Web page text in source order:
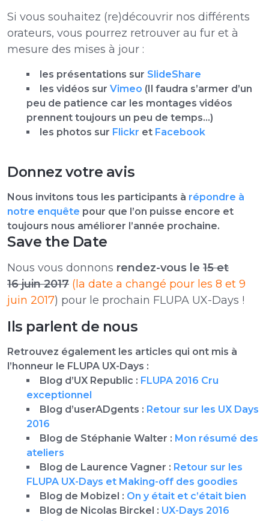
Si vous souhaitez (re)découvrir nos différents
orateurs, vous pourrez retrouver au fur et à
mesure des mises à jour :
les présentations sur SlideShare
les vidéos sur Vimeo (Il faudra s’armer d’un
peu de patience car les montages vidéos
prennent toujours un peu de temps…)
les photos sur Flickr et Facebook
Donnez votre avis
Nous invitons tous les participants à répondre à
notre enquête pour que l’on puisse encore et
toujours nous améliorer l’année prochaine.
Save the Date
Nous vous donnons rendez-vous le 15 et
16 juin 2017 (la date a changé pour les 8 et 9
juin 2017) pour le prochain FLUPA UX-Days !
Ils parlent de nous
Retrouvez également les articles qui ont mis à
l’honneur le FLUPA UX-Days :
Blog d’UX Republic : FLUPA 2016 Cru
exceptionnel
Blog d’userADgents : Retour sur les UX Days
2016
Blog de Stéphanie Walter : Mon résumé des
ateliers
Blog de Laurence Vagner : Retour sur les
FLUPA UX-Days et Making-off des goodies
Blog de Mobizel : On y était et c’était bien
Blog de Nicolas Birckel : UX-Days 2016